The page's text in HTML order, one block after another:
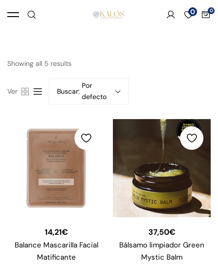
0
Showing all 5 results
Ver Buscar:
Por
defecto
14,21€
Balance Mascarilla Facial
Matificante
37,50€
Bálsamo limpiador Green
Mystic Balm